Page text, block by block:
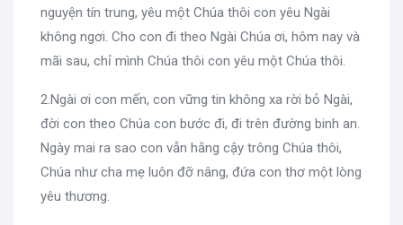
nguyện tín trung, yêu một Chúa thôi con yêu Ngài
không ngơi. Cho con đi theo Ngài Chúa ơi, hôm nay và
mãi sau, chỉ mình Chúa thôi con yêu một Chúa thôi.
2.Ngài ơi con mến, con vững tin không xa rời bỏ Ngài,
đời con theo Chúa con bước đi, đi trên đường binh an.
Ngày mai ra sao con vẫn hằng cậy trông Chúa thôi,
Chúa như cha mẹ luôn đỡ nâng, đứa con thơ một lòng
yêu thương.